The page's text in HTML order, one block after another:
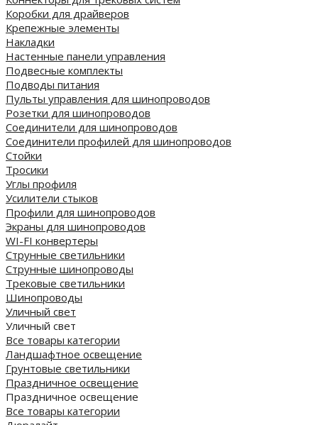
Коробки для драйверов
Крепежные элементы
Накладки
Настенные панели управления
Подвесные комплекты
Подводы питания
Пульты управления для шинопроводов
Розетки для шинопроводов
Соединители для шинопроводов
Соединители профилей для шинопроводов
Стойки
Тросики
Углы профиля
Усилители стыков
Профили для шинопроводов
Экраны для шинопроводов
WI-FI конвертеры
Струнные светильники
Струнные шинопроводы
Трековые светильники
Шинопроводы
Уличный свет
Уличный свет
Все товары категории
Ландшафтное освещение
Грунтовые светильники
Праздничное освещение
Праздничное освещение
Все товары категории